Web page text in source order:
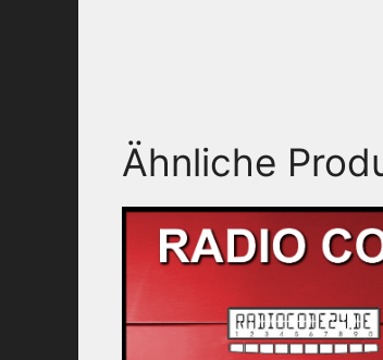
Ähnliche